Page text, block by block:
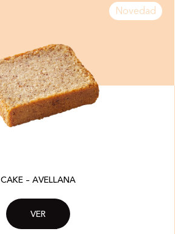
Novedad
CAKE – AVELLANA
VER